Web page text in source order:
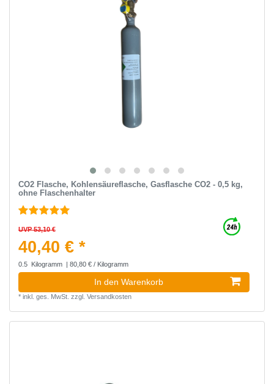
CO2 Flasche, Kohlensäureflasche, Gasflasche CO2 - 0,5 kg,
ohne Flaschenhalter
UVP 53,10 €
40,40 € *
0.5 Kilogramm | 80,80 € / Kilogramm
In den Warenkorb
* inkl. ges. MwSt. zzgl. Versandkosten